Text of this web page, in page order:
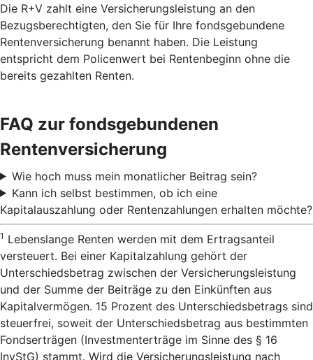
Die R+V zahlt eine Versicherungsleistung an den
Bezugsberechtigten, den Sie für Ihre fondsgebundene
Rentenversicherung benannt haben. Die Leistung
entspricht dem Policenwert bei Rentenbeginn ohne die
bereits gezahlten Renten.
FAQ zur fondsgebundenen
Rentenversicherung
Wie hoch muss mein monatlicher Beitrag sein?
Kann ich selbst bestimmen, ob ich eine
Kapitalauszahlung oder Rentenzahlungen erhalten möchte?
1 Lebenslange Renten werden mit dem Ertragsanteil
versteuert. Bei einer Kapitalzahlung gehört der
Unterschiedsbetrag zwischen der Versicherungsleistung
und der Summe der Beiträge zu den Einkünften aus
Kapitalvermögen. 15 Prozent des Unterschiedsbetrags sind
steuerfrei, soweit der Unterschiedsbetrag aus bestimmten
Fondserträgen (Investmenterträge im Sinne des § 16
InvStG) stammt. Wird die Versicherungsleistung nach